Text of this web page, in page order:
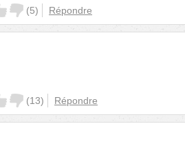
(5) Répondre
(13) Répondre